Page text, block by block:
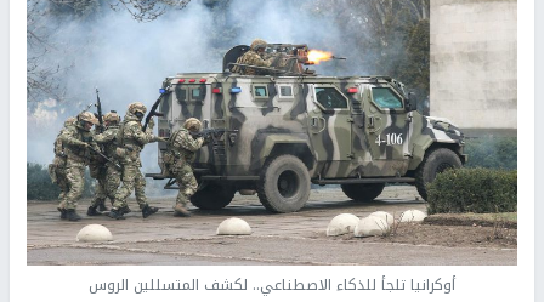
أوكرانيا تلجأ للذكاء الاصطناعي.. لكشف المتسللين الروس